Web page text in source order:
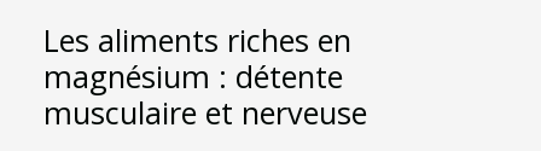
Les aliments riches en
magnésium : détente
musculaire et nerveuse